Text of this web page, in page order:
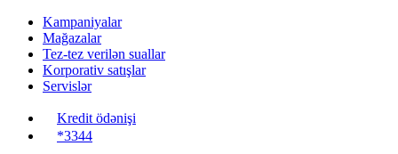
Kampaniyalar
Mağazalar
Tez-tez verilən suallar
Korporativ satışlar
Servislər
Kredit ödənişi
*3344